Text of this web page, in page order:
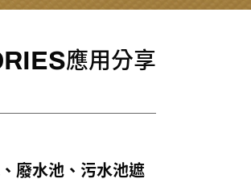
應用分享
廢水池、污水池遮